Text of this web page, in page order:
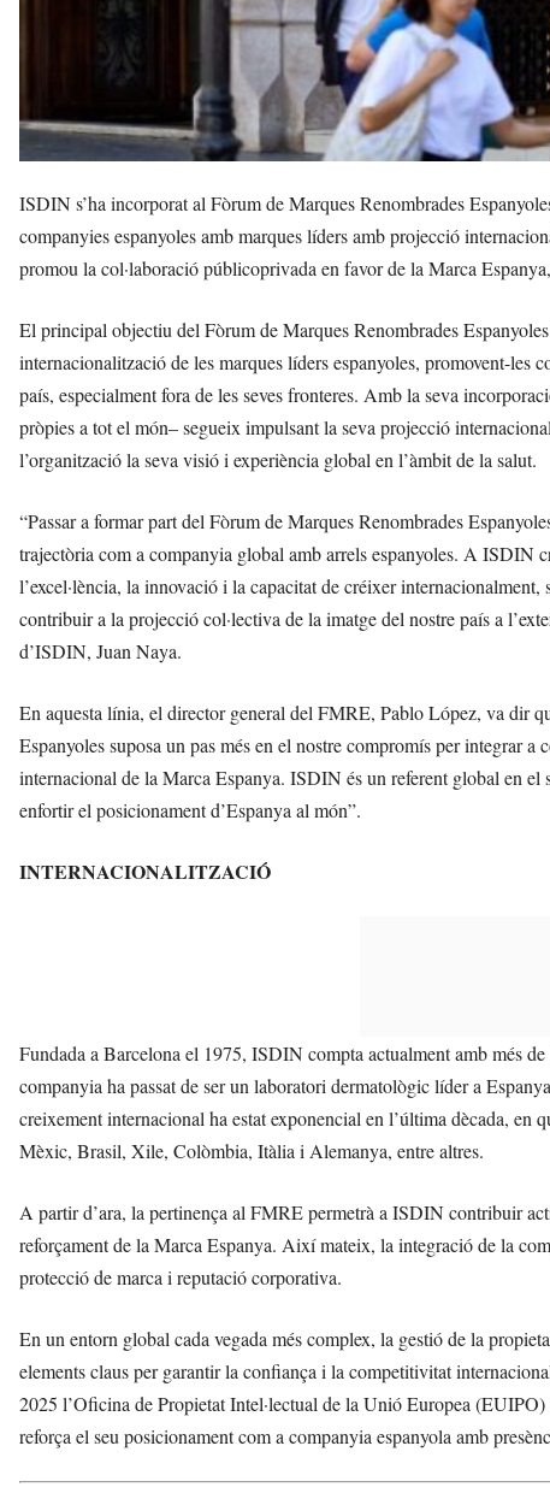
ISDIN s’ha incorporat al Fòrum de Marques Renombrades
companyies espanyoles amb marques líders amb projecció
promou la col·laboració públicoprivada en favor de la Marca
El principal objectiu del Fòrum de Marques Renombrades
internacionalització de les marques líders espanyoles, promovent-les
país, especialment fora de les seves fronteres. Amb la seva
pròpies a tot el món– segueix impulsant la seva projecció
l’organització la seva visió i experiència global en l’àmbit de la salut.
“Passar a formar part del Fòrum de Marques Renombrades
trajectòria com a companyia global amb arrels espanyoles. A ISDIN
l’excel·lència, la innovació i la capacitat de créixer
contribuir a la projecció col·lectiva de la imatge del nostre país a
d’ISDIN, Juan Naya.
En aquesta línia, el director general del FMRE, Pablo López, va dir
Espanyoles suposa un pas més en el nostre compromís per integrar
internacional de la Marca Espanya. ISDIN és un referent global en
enfortir el posicionament d’Espanya al món”.
INTERNACIONALITZACIÓ
Fundada a Barcelona el 1975, ISDIN compta actualment amb més
companyia ha passat de ser un laboratori dermatològic líder a
creixement internacional ha estat exponencial en l’última dècada, en
Mèxic, Brasil, Xile, Colòmbia, Itàlia i Alemanya, entre altres.
A partir d’ara, la pertinença al FMRE permetrà a ISDIN contribuir
reforçament de la Marca Espanya. Així mateix, la integració de la
protecció de marca i reputació corporativa.
En un entorn global cada vegada més complex, la gestió de la
elements claus per garantir la confiança i la competitivitat
2025 l’Oficina de Propietat Intel·lectual de la Unió Europea
reforça el seu posicionament com a companyia espanyola amb